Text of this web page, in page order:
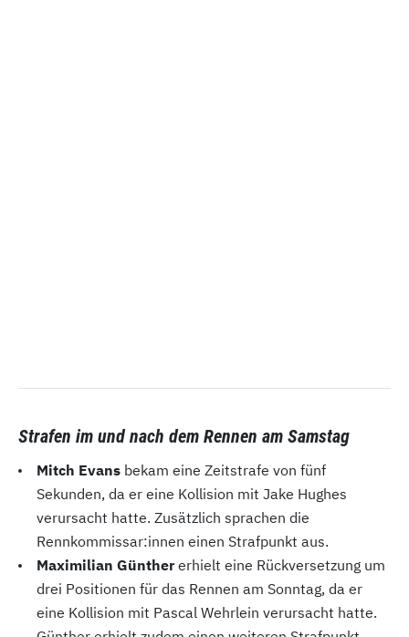
Strafen im und nach dem Rennen am Samstag
Mitch Evans bekam eine Zeitstrafe von fünf
Sekunden, da er eine Kollision mit Jake Hughes
verursacht hatte. Zusätzlich sprachen die
Rennkommissar:innen einen Strafpunkt aus.
Maximilian Günthererhielt eine Rückversetzung um
drei Positionen für das Rennen am Sonntag, da er
eine Kollision mit Pascal Wehrlein verursacht hatte.